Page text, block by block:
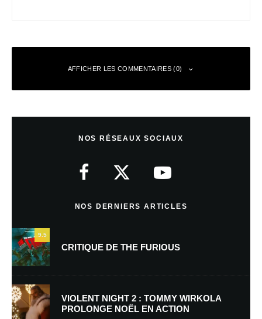
AFFICHER LES COMMENTAIRES (0)
NOS RÉSEAUX SOCIAUX
NOS DERNIERS ARTICLES
9.5
CRITIQUE DE THE FURIOUS
VIOLENT NIGHT 2 : TOMMY WIRKOLA
PROLONGE NOËL EN ACTION